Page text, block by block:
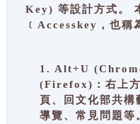
Key) 等設計方式。
﹝Accesskey，也稱
1. Alt+U
(Firefox)：右上方
頁、回文化部共構
導覽、常見問題等